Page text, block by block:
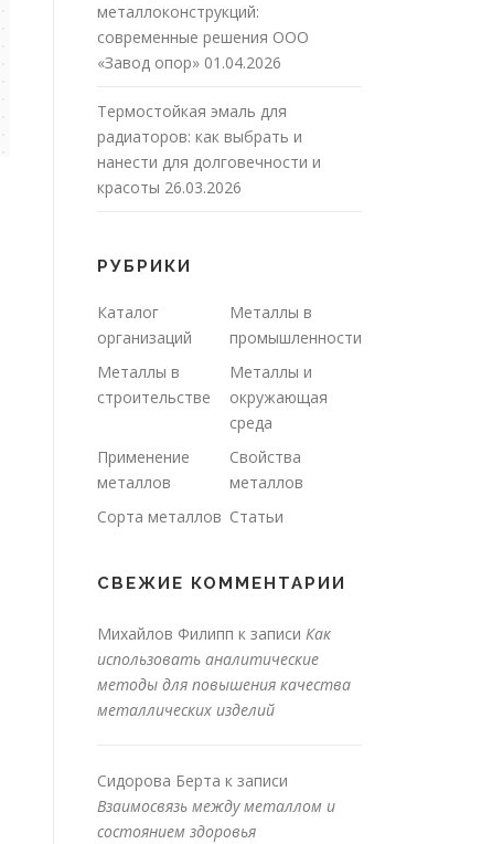
металлоконструкций:
современные решения ООО
«Завод опор» 01.04.2026
Термостойкая эмаль для
радиаторов: как выбрать и
нанести для долговечности и
красоты 26.03.2026
РУБРИКИ
Каталог
организаций
Металлы в
промышленности
Металлы в
строительстве
Металлы и
окружающая
среда
Применение
металлов
Свойства
металлов
Сорта металлов Статьи
СВЕЖИЕ КОММЕНТАРИИ
Михайлов Филипп к записи Как
использовать аналитические
методы для повышения качества
металлических изделий
Сидорова Берта к записи
Взаимосвязь между металлом и
состоянием здоровья